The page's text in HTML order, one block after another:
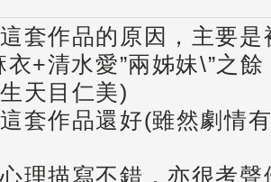
套作品的原因，主要
衣+清水愛”兩姊妹\”之
天目仁美)
套作品還好(雖然劇情
理描寫不錯，亦很考